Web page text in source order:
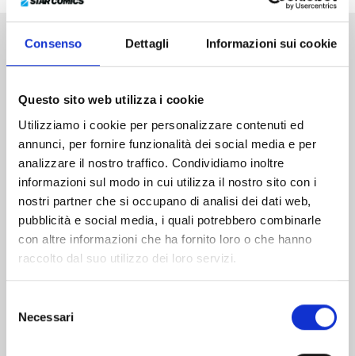
Consenso Dettagli Informazioni sui cookie
Questo sito web utilizza i cookie
Utilizziamo i cookie per personalizzare contenuti ed
annunci, per fornire funzionalità dei social media e per
analizzare il nostro traffico. Condividiamo inoltre
informazioni sul modo in cui utilizza il nostro sito con i
nostri partner che si occupano di analisi dei dati web,
pubblicità e social media, i quali potrebbero combinarle
con altre informazioni che ha fornito loro o che hanno
raccolto dal suo utilizzo dei loro servizi.
delNecessari
Altri volumi della serie